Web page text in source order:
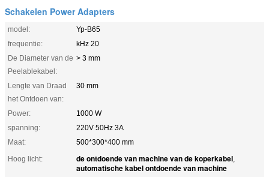
Schakelen Power Adapters
model:
Yp-B65
frequentie:
kHz 20
De Diameter van de
Peelablekabel:
> 3 mm
Lengte van Draad
het Ontdoen van:
30 mm
Power:
1000 W
spanning:
220V 50Hz 3A
Maat:
500*300*400 mm
Hoog licht:
de ontdoende van machine van de koperkabel,
automatische kabel ontdoende van machine